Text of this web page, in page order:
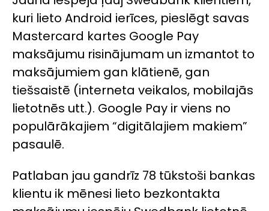
kuri lieto Android ierīces, pieslēgt savas
Mastercard kartes Google Pay
maksājumu risinājumam un izmantot to
maksājumiem gan klātienē, gan
tiešsaistē (interneta veikalos, mobilajās
lietotnēs utt.). Google Pay ir viens no
populārākajiem “digitālajiem makiem”
pasaulē.
Patlaban jau gandrīz 78 tūkstoši bankas
klientu ik mēnesi lieto bezkontakta